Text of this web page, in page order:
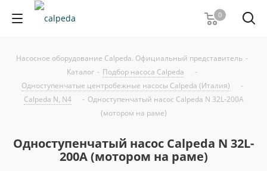
0
Насосное оборудование Calpeda. Официальный представитель -
Каталог - Подбор насоса Calpeda
-
Одноступенчатые центробежные насосы Calpeda (Италия)
-
Calpeda N, N4
- Одноступенчатый насос Calpeda N 32L-200A
(мотором на раме)
Одноступенчатый насос Calpeda N 32L-
200A (мотором на раме)